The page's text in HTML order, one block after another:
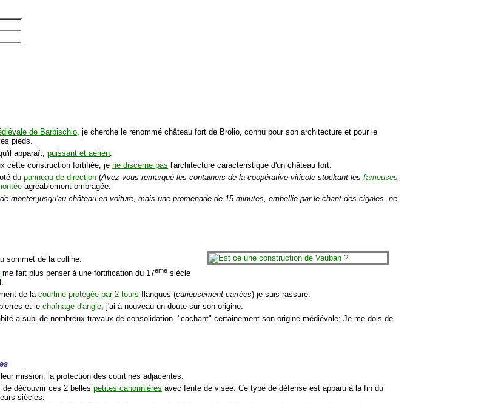
de Barbischio , je cherche le renommé château fort de Brolio, connu pour son architecture et pour le
pieds.
apparaît,puissant et aérien
cette construction fortifiée, jene discerne pas l'architecture caractéristique d'un château fort.
dupanneau de direction (Avez vous remarqué les containers de la coopérative viticole stockant lesfameuses
agréablement ombragée.
monter jusqu'au château en voiture, mais une promenade de 15 minutes, embellie par le chant des cigales, ne
sommet de la colline.
me fait plus penser à une fortification du 17ème siècle
de lacourtine protégée par 2 tours flanques (curieusement carrées) je suis rassuré.
et lechaînage d'angle, j'ai à nouveau un doute sur son origine.
a subi de nombreux travaux de consolidation "cachant" certainement son origine médiévale; Je me dois de
mission, la protection des courtines adjacentes.
de découvrir ces 2 bellespetites canonnières avec fente de visée. Ce type de défense est apparu à la fin du
siècles.